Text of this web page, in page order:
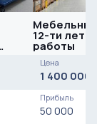
12-ти
работы
Цена
1 400 000
Прибыль
50 000